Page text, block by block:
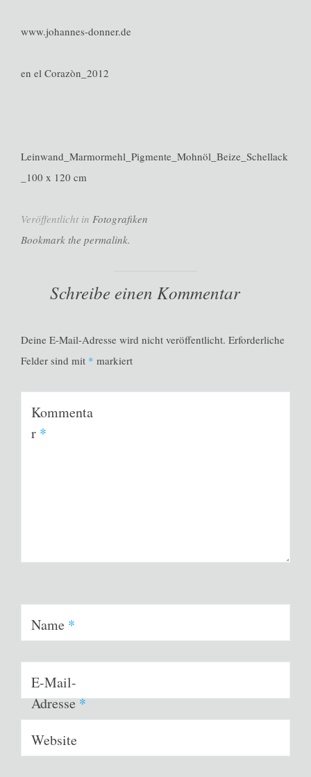
www.johannes-donner.de
en el Corazòn_2012
Leinwand_Marmormehl_Pigmente_Mohnöl_Beize_Schellack
_100 x 120 cm
Veröffentlicht in Fotografiken
Bookmark the permalink.
Schreibe einen Kommentar
Deine E-Mail-Adresse wird nicht veröffentlicht. Erforderliche
Felder sind mit * markiert
Kommenta
r *
Name *
E-Mail-
Adresse*
Website